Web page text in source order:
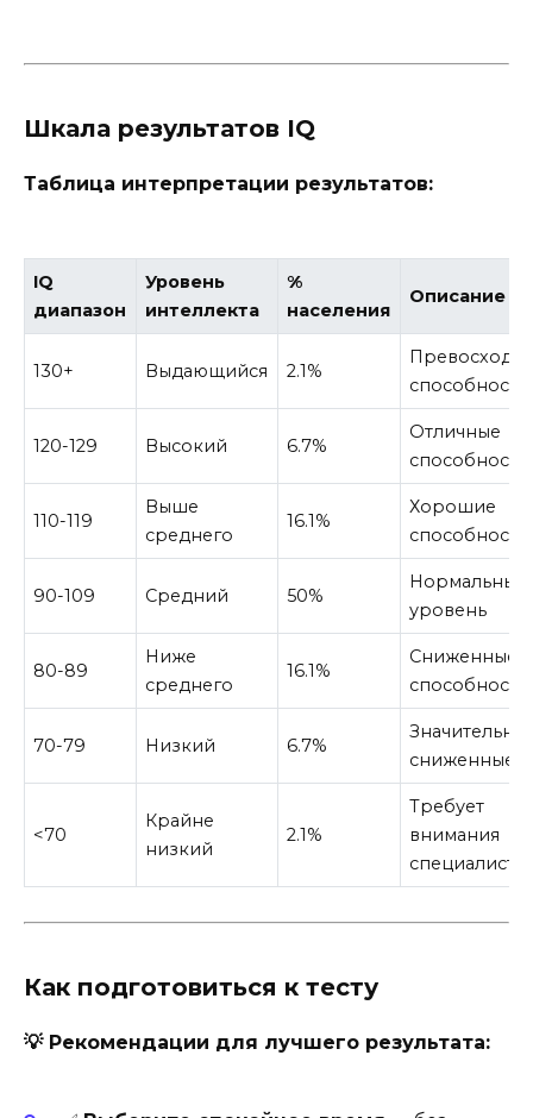
Шкала результатов IQ
Таблица интерпретации результатов:
IQ
диапазон
Уровень
интеллекта
%
населения
Описание
130+ Выдающийся 2.1%
способности
120-129 Высокий 6.7%
Отличные
способности
110-119
Выше
среднего
16.1%
Хорошие
способности
90-109 Средний 50%
Нормальный
уровень
80-89
Ниже
среднего
16.1%
Сниженные
способности
70-79 Низкий 6.7%
Значительно
сниженные
<70
Крайне
низкий
2.1%
Требует
внимания
специалиста
Как подготовиться к тесту
💡 Рекомендации для лучшего результата: